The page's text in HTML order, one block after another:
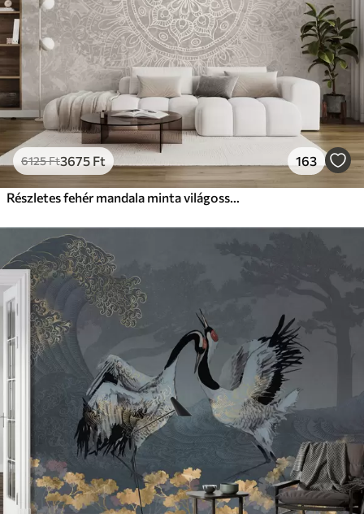
6125Ft3675 Ft 163
Részletes fehér mandala minta világosszürke texturált vintage háttéren